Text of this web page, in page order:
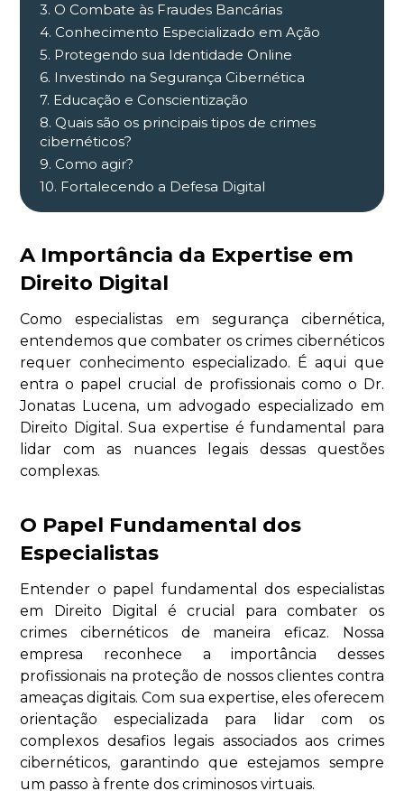
3. O Combate às Fraudes Bancárias
4. Conhecimento Especializado em Ação
5. Protegendo sua Identidade Online
6. Investindo na Segurança Cibernética
7. Educação e Conscientização
8. Quais são os principais tipos de crimes
cibernéticos?
9. Como agir?
10. Fortalecendo a Defesa Digital
A Importância da Expertise em
Direito Digital
Como especialistas em segurança cibernética,
entendemos que combater os crimes cibernéticos
requer conhecimento especializado. É aqui que
entra o papel crucial de profissionais como o Dr.
Jonatas Lucena, um advogado especializado em
Direito Digital. Sua expertise é fundamental para
lidar com as nuances legais dessas questões
complexas.
O Papel Fundamental dos
Especialistas
Entender o papel fundamental dos especialistas
em Direito Digital é crucial para combater os
crimes cibernéticos de maneira eficaz. Nossa
empresa reconhece a importância desses
profissionais na proteção de nossos clientes contra
ameaças digitais. Com sua expertise, eles oferecem
orientação especializada para lidar com os
complexos desafios legais associados aos crimes
cibernéticos, garantindo que estejamos sempre
um passo à frente dos criminosos virtuais.